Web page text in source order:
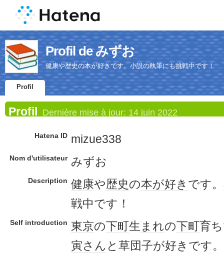
Profil de みずお
健康や歴史の本が好きです。小説の執筆にも挑戦中です！
Profil
Profil Dernière mise à jour: 14 juin 2022
Hatena ID mizue338
Nom d'utilisateur みずお
Description 健康や歴史の本が好き です。
戦中です！
Self introduction 東京の下町生 まれの下町育
寅さん と草団子が好きです。